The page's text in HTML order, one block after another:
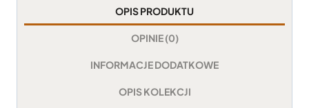
OPIS PRODUKTU
OPINIE (0)
INFORMACJE DODATKOWE
OPIS KOLEKCJI